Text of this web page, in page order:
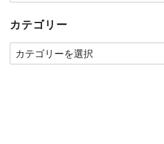
カテゴリー
カ
テ